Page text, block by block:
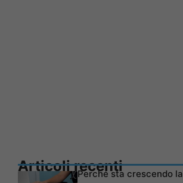
Articoli recentiPerché sta crescendo la